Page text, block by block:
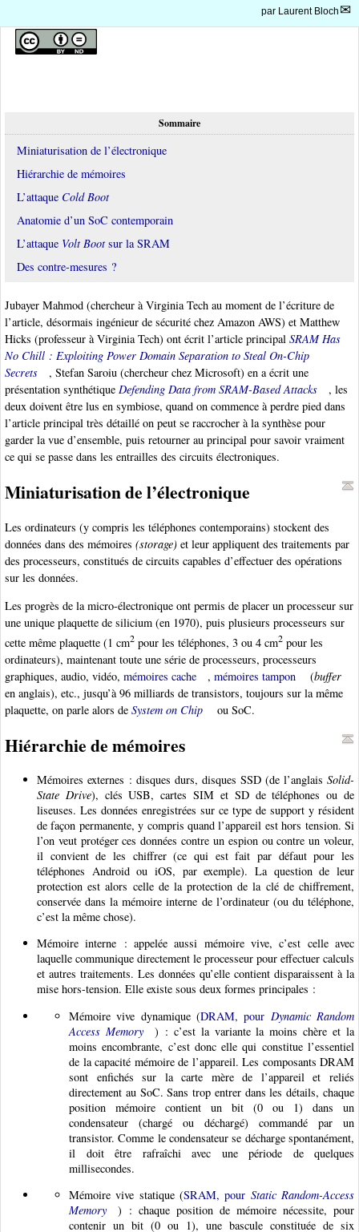
par Laurent Bloch
Sommaire
Miniaturisation de l’électronique
Hiérarchie de mémoires
L’attaque Cold Boot
Anatomie d’un SoC contemporain
L’attaque Volt Boot sur la SRAM
Des contre-mesures ?
Jubayer Mahmod (chercheur à Virginia Tech au moment de l’écriture de
l’article, désormais ingénieur de sécurité chez Amazon AWS) et Matthew
Hicks (professeur à Virginia Tech) ont écrit l’article principal SRAM Has
No Chill : Exploiting Power Domain Separation to Steal On-Chip
Secrets
, Stefan Saroiu (chercheur chez Microsoft) en a écrit une
présentation synthétique Defending Data from SRAM-Based Attacks
, les
deux doivent être lus en symbiose, quand on commence à perdre pied dans
l’article principal très détaillé on peut se raccrocher à la synthèse pour
garder la vue d’ensemble, puis retourner au principal pour savoir vraiment
ce qui se passe dans les entrailles des circuits électroniques.
Miniaturisation de l’électronique
Les ordinateurs (y compris les téléphones contemporains) stockent des
données dans des mémoires (storage) et leur appliquent des traitements par
des processeurs, constitués de circuits capables d’effectuer des opérations
sur les données.
Les progrès de la micro-électronique ont permis de placer un processeur sur
une unique plaquette de silicium (en 1970), puis plusieurs processeurs sur
cette même plaquette (1 cm2 pour les téléphones, 3 ou 4 cm2 pour les
ordinateurs), maintenant toute une série de processeurs, processeurs
graphiques, audio, vidéo, mémoires cache , mémoires tampon (buffer
en anglais), etc., jusqu’à 96 milliards de transistors, toujours sur la même
plaquette, on parle alors de System on Chip ou SoC.
Hiérarchie de mémoires
Mémoires externes : disques durs, disques SSD (de l’anglais Solid-
State Drive), clés USB, cartes SIM et SD de téléphones ou de
liseuses. Les données enregistrées sur ce type de support y résident
de façon permanente, y compris quand l’appareil est hors tension. Si
l’on veut protéger ces données contre un espion ou contre un voleur,
il convient de les chiffrer (ce qui est fait par défaut pour les
téléphones Android ou iOS, par exemple). La question de leur
protection est alors celle de la protection de la clé de chiffrement,
conservée dans la mémoire interne de l’ordinateur (ou du téléphone,
c’est la même chose).
Mémoire interne : appelée aussi mémoire vive, c’est celle avec
laquelle communique directement le processeur pour effectuer calculs
et autres traitements. Les données qu’elle contient disparaissent à la
mise hors-tension. Elle existe sous deux formes principales :
Mémoire vive dynamique (DRAM, pour Dynamic Random
Access Memory
) : c’est la variante la moins chère et la
moins encombrante, c’est donc elle qui constitue l’essentiel
de la capacité mémoire de l’appareil. Les composants DRAM
sont enfichés sur la carte mère de l’appareil et reliés
directement au SoC. Sans trop entrer dans les détails, chaque
position mémoire contient un bit (0 ou 1) dans un
condensateur (chargé ou déchargé) commandé par un
transistor. Comme le condensateur se décharge spontanément,
il doit être rafraîchi avec une période de quelques
millisecondes.
Mémoire vive statique (SRAM, pour Static Random-Access
Memory
) : chaque position de mémoire nécessite, pour
contenir un bit (0 ou 1), une bascule constituée de six